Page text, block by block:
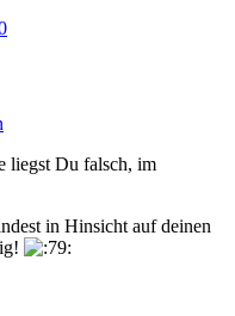
liegst Du falsch, im
in Hinsicht auf deinen